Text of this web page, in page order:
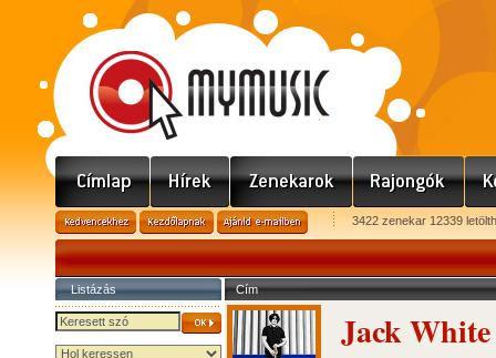
3422 zenekar 12339
Listázás Cím
Jack